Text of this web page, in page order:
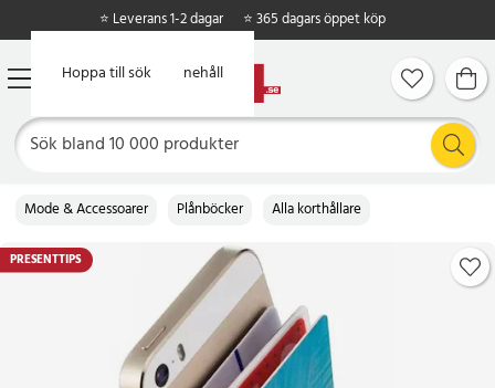
Hoppa till huvudinnehåll
Hoppa till sök
⭐ Leverans 1-2 dagar ⭐ 365 dagars öppet köp
Mode & Accessoarer Plånböcker Alla korthållare
PRESENTTIPS